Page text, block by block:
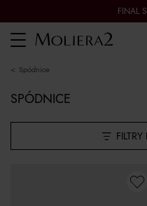
FINAL
Toggle
navigation
spódnice
SPÓDNICE